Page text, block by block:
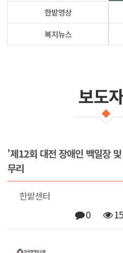
한밭영상
복지뉴스
보도
'제12회 대전 장애인 백일장
무리
한밭센터
0